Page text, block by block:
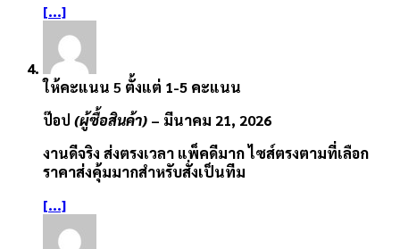
[...]
ให้คะแนน 5 ตั้งแต่ 1-5 คะแนน
ป๊อป (ผู้ซื้อสินค้า) – มีนาคม 21, 2026
งานดีจริง ส่งตรงเวลา แพ็คดีมาก ไซส์ตรงตามที่เลือก
ราคาส่งคุ้มมากสำหรับสั่งเป็นทีม
[...]